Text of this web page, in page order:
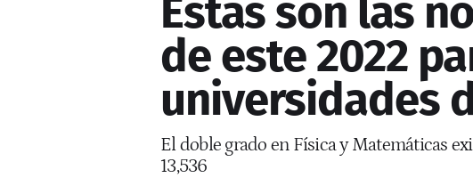
Estas son las
de este 2022
universidades
El doble grado en Física y Matemáticas
13,536